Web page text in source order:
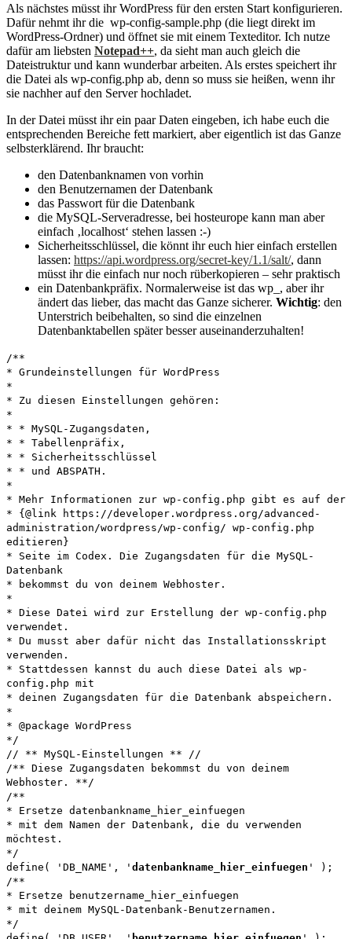
Als nächstes müsst ihr WordPress für den ersten Start konfigurieren.
Dafür nehmt ihr die wp-config-sample.php (die liegt direkt im
WordPress-Ordner) und öffnet sie mit einem Texteditor. Ich nutze
dafür am liebsten Notepad++, da sieht man auch gleich die
Dateistruktur und kann wunderbar arbeiten. Als erstes speichert ihr
die Datei als wp-config.php ab, denn so muss sie heißen, wenn ihr
sie nachher auf den Server hochladet.
In der Datei müsst ihr ein paar Daten eingeben, ich habe euch die
entsprechenden Bereiche fett markiert, aber eigentlich ist das Ganze
selbsterklärend. Ihr braucht:
den Datenbanknamen von vorhin
den Benutzernamen der Datenbank
das Passwort für die Datenbank
die MySQL-Serveradresse, bei hosteurope kann man aber
einfach ‚localhost‘ stehen lassen :-)
Sicherheitsschlüssel, die könnt ihr euch hier einfach erstellen
lassen: https://api.wordpress.org/secret-key/1.1/salt/, dann
müsst ihr die einfach nur noch rüberkopieren – sehr praktisch
ein Datenbankpräfix. Normalerweise ist das wp_, aber ihr
ändert das lieber, das macht das Ganze sicherer. Wichtig: den
Unterstrich beibehalten, so sind die einzelnen
Datenbanktabellen später besser auseinanderzuhalten!
/**
* Grundeinstellungen für WordPress
*
* Zu diesen Einstellungen gehören:
*
* * MySQL-Zugangsdaten,
* * Tabellenpräfix,
* * Sicherheitsschlüssel
* * und ABSPATH.
*
* Mehr Informationen zur wp-config.php gibt es auf der
* {@link https://developer.wordpress.org/advanced-
administration/wordpress/wp-config/ wp-config.php
editieren}
* Seite im Codex. Die Zugangsdaten für die MySQL-
Datenbank
* bekommst du von deinem Webhoster.
*
* Diese Datei wird zur Erstellung der wp-config.php
verwendet.
* Du musst aber dafür nicht das Installationsskript
verwenden.
* Stattdessen kannst du auch diese Datei als wp-
config.php mit
* deinen Zugangsdaten für die Datenbank abspeichern.
*
* @package WordPress
*/
// ** MySQL-Einstellungen ** //
/** Diese Zugangsdaten bekommst du von deinem
Webhoster. **/
/**
* Ersetze datenbankname_hier_einfuegen
* mit dem Namen der Datenbank, die du verwenden
möchtest.
*/
define( 'DB_NAME', ' datenbankname_hier_einfuegen ' );
/**
* Ersetze benutzername_hier_einfuegen
* mit deinem MySQL-Datenbank-Benutzernamen.
*/